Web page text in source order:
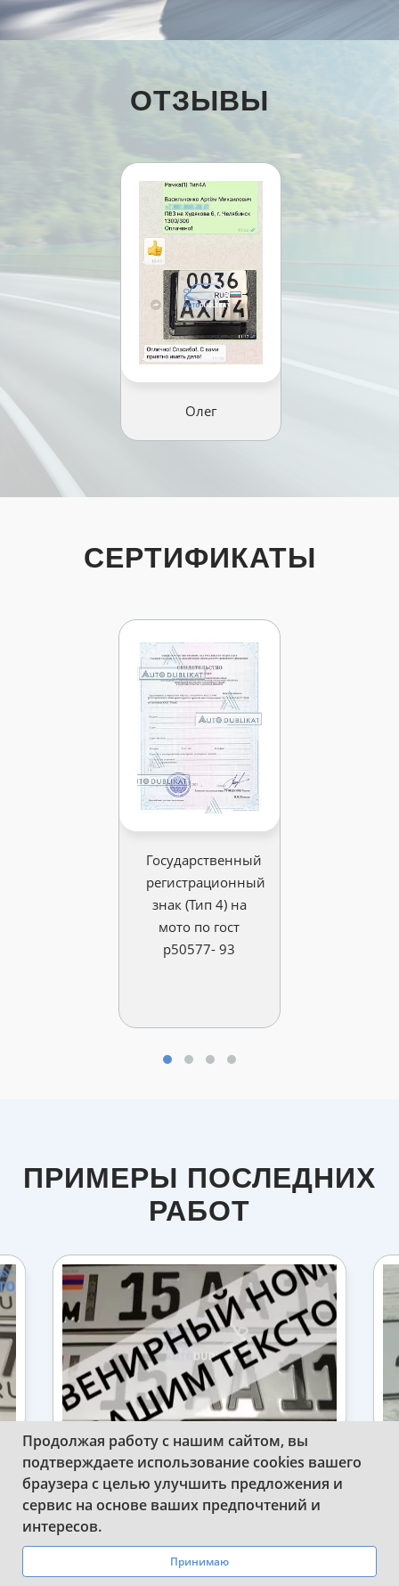
ОТЗЫВЫ
Олег
СЕРТИФИКАТЫ
Государственный
регистрационный
знак (Тип 4) на
мото по гост
р50577- 93
ПРИМЕРЫ ПОСЛЕДНИХ
РАБОТ
ДУБЛИКАТЫ СУВЕНИРНЫХ
АРМЯНСКИХ НОМЕРОВ НА
АВТОМОБИЛЬ
Продолжая работу с нашим сайтом, вы
подтверждаете использование cookies вашего
браузера с целью улучшить предложения и
сервис на основе ваших предпочтений и
интересов.
Принимаю
WhatsApp